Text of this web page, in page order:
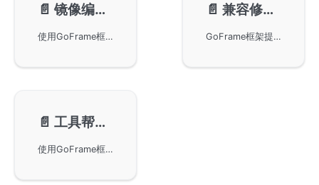
📄️ 镜像编译-docker
使用GoFrame框架的gf docker命令编译和生成Docker镜像。在v2.5版本之后，建议通过Makefile脚本组合使用gf build, gf gen enums, gf docker等命令。这种方式更为灵活易于维护，文中提供了详细的使用示例和配置文件管理建议。
📄️ 兼容修复-fix
GoFrame框架提供的兼容修复命令gf fix，帮助在框架升级过程中解决向下兼容性问题。该命令自v2.3版本起提供，通过自动更新本地代码，处理较小兼容性问题，并可重复执行以确保无副作用。
📄️ 工具帮助-help
使用GoFrame框架的CLI工具的帮助命令，通过输入gf -h或gf [COMMAND] -h来获取帮助信息。如果您在使用过程中遇到问题，可随时使用help命令查询相关帮助。在这里，您还可以了解到具体的sidebar位置的相关信息。